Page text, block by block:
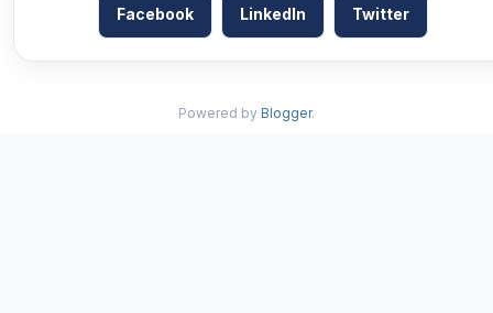
Facebook LinkedIn Twitter
Powered by Blogger.